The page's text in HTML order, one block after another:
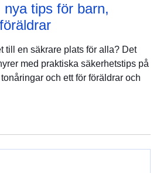
tips för barn,
till en säkrare plats för alla? Det
med praktiska säkerhetstips på
och ett för föräldrar och